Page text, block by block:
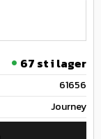
67 st i lager
61656
Journey